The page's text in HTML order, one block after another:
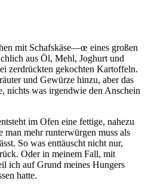
mit Schafskäse—œ eines großen
aus Öl, Mehl, Joghurt und
zerdrückten gekochten Kartoffeln.
und Gewürze hinzu, aber das
nichts was irgendwie den Anschein
im Ofen eine fettige, nahezu
man mehr runterwürgen muss als
So was enttäuscht nicht nur,
Oder in meinem Fall, mit
ich auf Grund meines Hungers
hatte.